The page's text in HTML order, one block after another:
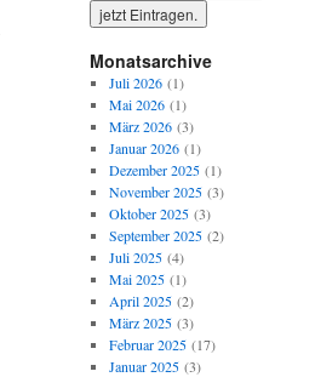
Monatsarchive
Juli 2026(1)
Mai 2026(1)
März 2026(3)
Januar 2026(1)
Dezember 2025(1)
November 2025(3)
Oktober 2025(3)
September 2025(2)
Juli 2025(4)
Mai 2025(1)
April 2025(2)
März 2025(3)
Februar 2025(17)
Januar 2025(3)